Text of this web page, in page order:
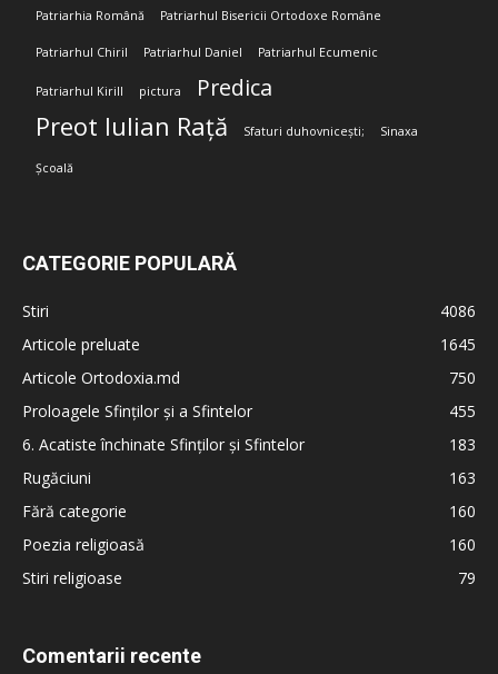
Patriarhia Română Patriarhul Bisericii Ortodoxe Române
Patriarhul Chiril Patriarhul Daniel Patriarhul Ecumenic
Patriarhul Kirill pictura Predica
Preot Iulian Rață Sfaturi duhovnicești; Sinaxa
Școală
CATEGORIE POPULARĂ
Stiri
4086
Articole preluate
1645
Articole Ortodoxia.md
750
Proloagele Sfinților și a Sfintelor
455
6. Acatiste închinate Sfinților și Sfintelor
183
Rugăciuni
163
Fără categorie
160
Poezia religioasă
160
Stiri religioase
79
Comentarii recente